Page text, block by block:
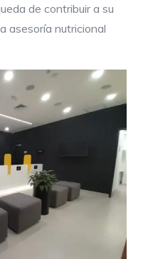
de contribuir a su
asesoría nutricional